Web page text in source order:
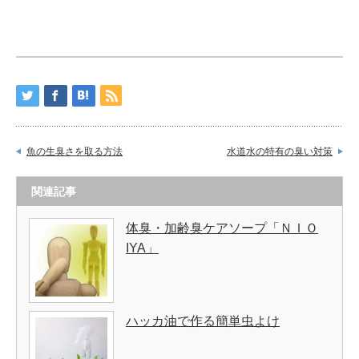
魚の生臭さを取る方法 水道水の特有の臭い対策
関連記事
体臭・加齢臭ケアソープ「ＮＩＯ
IYA」
ハッカ油で作る簡単虫よけ